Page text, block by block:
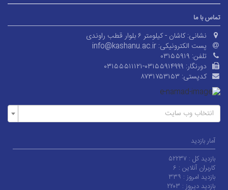
تماس با ما
نشانی: کاشان - کیلومتر ۶ بلوار قطب راوندی
پست الکترونیکی: info@kashanu.ac.ir
تلفن: ۰۳۱۵۵۹۱۹
دورنگار: ۰۳۱۵۵۵۱۱۱۲۱-۰۳۱۵۵۹۱۴۹۹۹
کدپستی: ۸۷۳۱۷۵۳۱۵۳
انتخاب وب سایت
آمار بازدید
بازدید کل : ۵۲۲۳۷
کاربران آنلاین : ۶
بازدید امروز : ۳۳۹
بازدید دیروز : ۲۲۰۳